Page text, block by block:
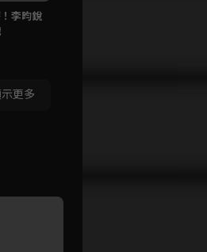
李昀銳
更多